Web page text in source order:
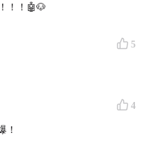
！！🤖🐶
5
4
！